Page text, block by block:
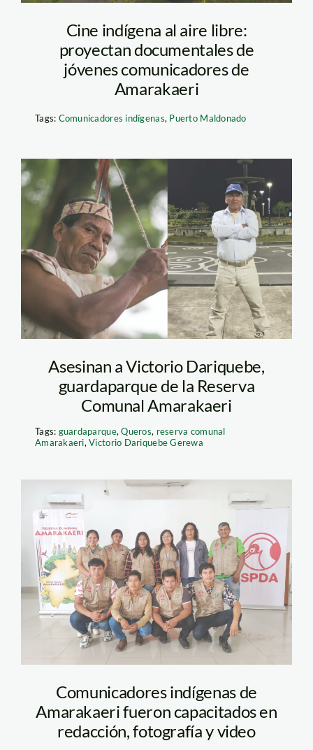
Cine indígena al aire libre:
proyectan documentales de
jóvenes comunicadores de
Amarakaeri
Tags: Comunicadores indígenas, Puerto Maldonado
victorio-dariquebe-
gerewe-guardaparque
Asesinan a Victorio Dariquebe,
guardaparque de la Reserva
Comunal Amarakaeri
Tags: guardaparque,Queros, reserva comunal
Amarakaeri,Victorio Dariquebe Gerewa
Comunicadores
indigenas ECA
Wuilmar Briceño
SPDA
Comunicadores indígenas de
Amarakaeri fueron capacitados en
redacción, fotografía y video